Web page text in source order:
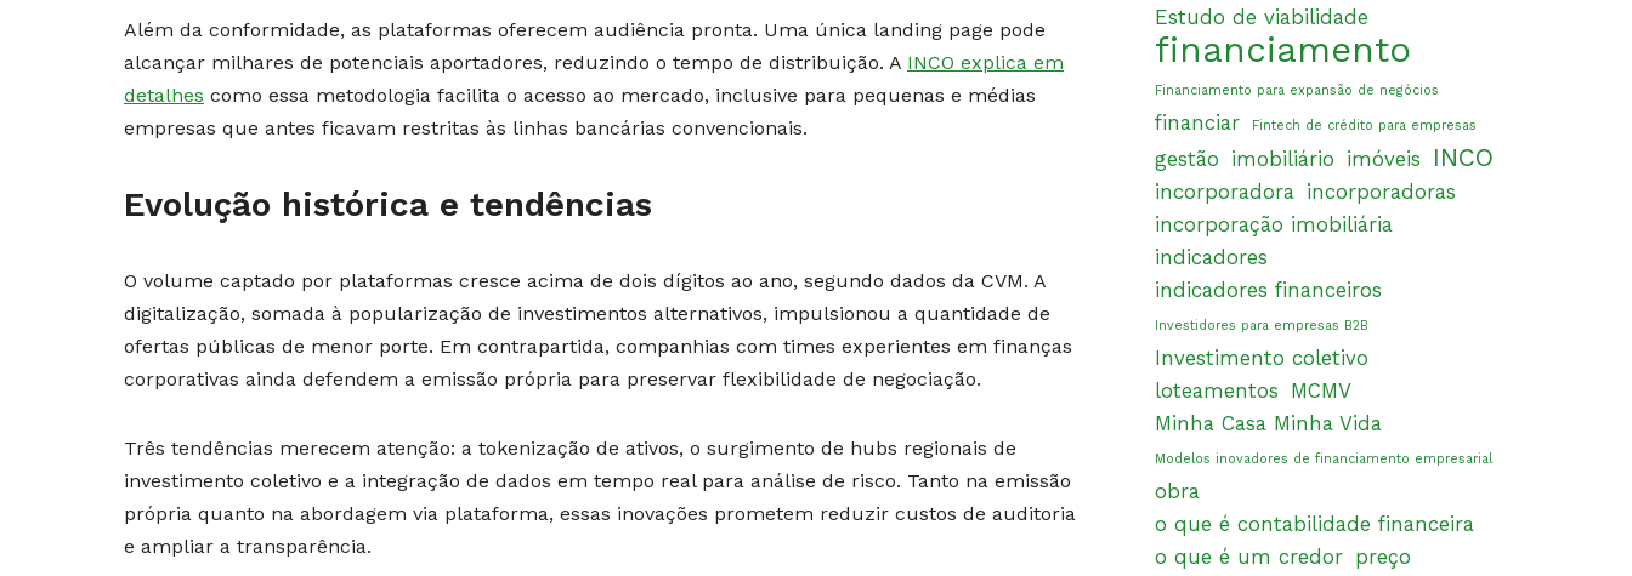
Além da conformidade, as plataformas oferecem audiência pronta. Uma única landing page pode
alcançar milhares de potenciais aportadores, reduzindo o tempo de distribuição. A INCO explica em
detalhes como essa metodologia facilita o acesso ao mercado, inclusive para pequenas e médias
empresas que antes ficavam restritas às linhas bancárias convencionais.
Evolução histórica e tendências
O volume captado por plataformas cresce acima de dois dígitos ao ano, segundo dados da CVM. A
digitalização, somada à popularização de investimentos alternativos, impulsionou a quantidade de
ofertas públicas de menor porte. Em contrapartida, companhias com times experientes em finanças
corporativas ainda defendem a emissão própria para preservar flexibilidade de negociação.
Três tendências merecem atenção: a tokenização de ativos, o surgimento de hubs regionais de
investimento coletivo e a integração de dados em tempo real para análise de risco. Tanto na emissão
própria quanto na abordagem via plataforma, essas inovações prometem reduzir custos de auditoria
e ampliar a transparência.
Estudo de viabilidade
financiamento
Financiamento para expansão de negócios
financiar Fintech de crédito para empresas
gestão imobiliário imóveis INCO
incorporadora incorporadoras
incorporação imobiliária
indicadores
indicadores financeiros
Investidores para empresas B2B
Investimento coletivo
loteamentos MCMV
Minha Casa Minha Vida
Modelos inovadores de financiamento empresarial
obra
o que é contabilidade financeira
o que é um credor preço